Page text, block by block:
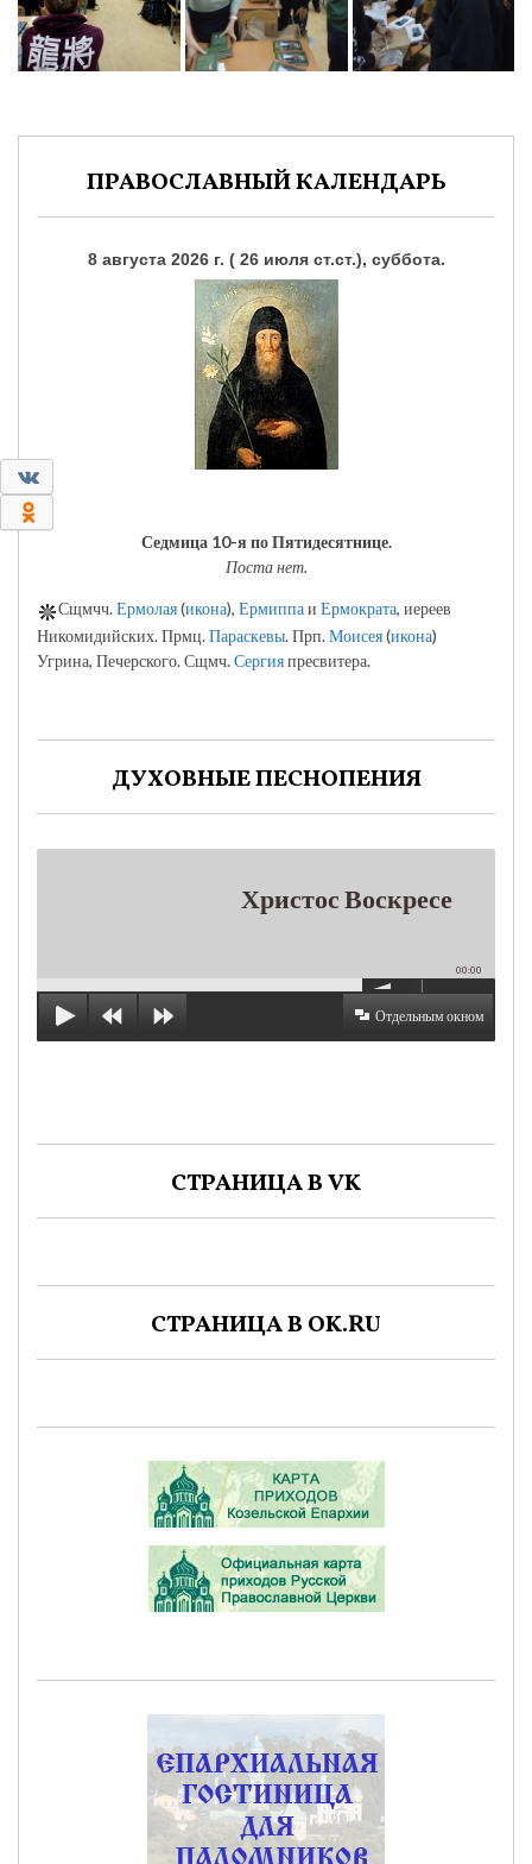
ПРАВОСЛАВНЫЙ КАЛЕНДАРЬ
8 августа 2026 г. ( 26 июля ст.ст.), суббота.
Седмица 10-я по Пятидесятнице.
Поста нет.
Сщмчч.Ермолая(икона), Ермиппаи Ермократа, иереев
Никомидийских. Прмц.Параскевы. Прп.Моисея(икона)
Угрина, Печерского. Сщмч.Сергияпресвитера.
ДУХОВНЫЕ ПЕСНОПЕНИЯ
Христос Воскресе
00:00
Отдельным окном
СТРАНИЦА В VK
СТРАНИЦА В OK.RU